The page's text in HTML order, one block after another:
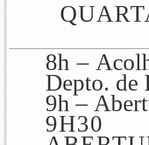
8h –
Depto. de
9h –